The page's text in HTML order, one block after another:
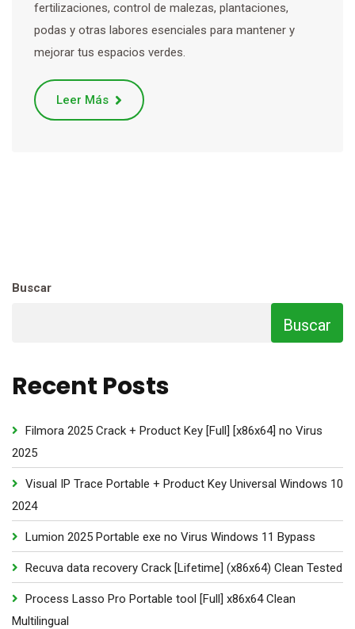
fertilizaciones, control de malezas, plantaciones,
podas y otras labores esenciales para mantener y
mejorar tus espacios verdes.
Leer Más
Buscar
Buscar
Recent Posts
Filmora 2025 Crack + Product Key [Full] [x86x64] no Virus
2025
Visual IP Trace Portable + Product Key Universal Windows 10
2024
Lumion 2025 Portable exe no Virus Windows 11 Bypass
Recuva data recovery Crack [Lifetime] (x86x64) Clean Tested
Process Lasso Pro Portable tool [Full] x86x64 Clean
Multilingual